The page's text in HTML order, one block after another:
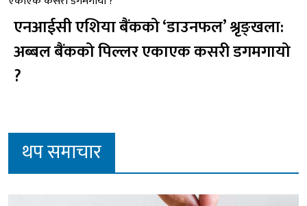
एनआईसी एशिया बैंकको ‘डाउनफल’ श्रृङ्खला:
अब्बल बैंकको पिल्लर एकाएक कसरी डगमगायो
?
थप समाचार